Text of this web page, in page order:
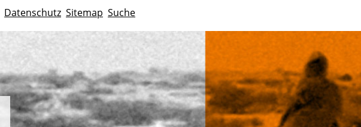
Datenschutz Sitemap Suche